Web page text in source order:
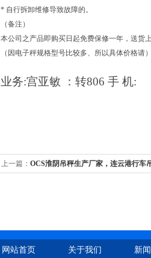
* 自行拆卸维修导致故障的。
（备注）
本公司之产品即购买日起免费保修一年，送货
（因电子秤规格型号比较多、所以具体价格请）
业务:宫亚敏 ： 转806 手 机:
上一篇： OCS淮阴吊秤生产厂家，连云港行车
网站首页 关于我们 新